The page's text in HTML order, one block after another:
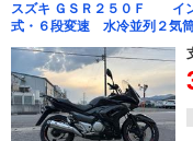
スズキ ＧＳＲ２５０Ｆ イ
式・６段変速 水冷並列２気